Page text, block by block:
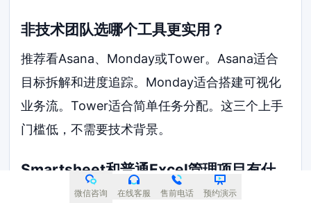
非技术团队选哪个工具更实用？
推荐看Asana、Monday或Tower。Asana适合
目标拆解和进度追踪。Monday适合搭建可视化
业务流。Tower适合简单任务分配。这三个上手
门槛低，不需要技术背景。
Smartsheet和普通Excel管理项目有什
么区别？微信咨询 在线客服 售前电话 预约演示